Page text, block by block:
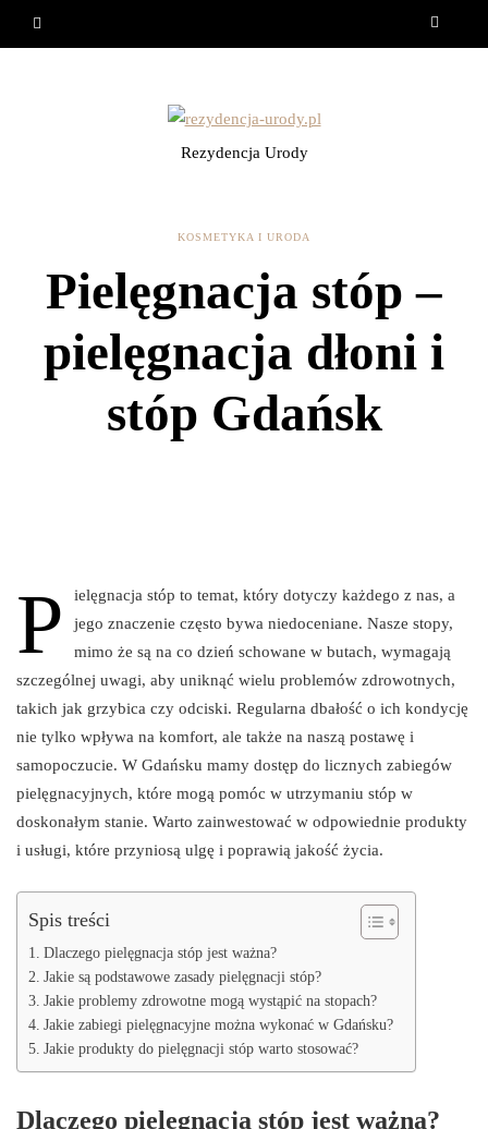
Rezydencja Urody
KOSMETYKA I URODA
Pielęgnacja stóp –
pielęgnacja dłoni i
stóp Gdańsk
P
ielęgnacja stóp to temat, który dotyczy każdego z nas, a
jego znaczenie często bywa niedoceniane. Nasze stopy,
mimo że są na co dzień schowane w butach, wymagają
szczególnej uwagi, aby uniknąć wielu problemów zdrowotnych,
takich jak grzybica czy odciski. Regularna dbałość o ich kondycję
nie tylko wpływa na komfort, ale także na naszą postawę i
samopoczucie. W Gdańsku mamy dostęp do licznych zabiegów
pielęgnacyjnych, które mogą pomóc w utrzymaniu stóp w
doskonałym stanie. Warto zainwestować w odpowiednie produkty
i usługi, które przyniosą ulgę i poprawią jakość życia.
Spis treści
Dlaczego pielęgnacja stóp jest ważna?
Jakie są podstawowe zasady pielęgnacji stóp?
Jakie problemy zdrowotne mogą wystąpić na stopach?
Jakie zabiegi pielęgnacyjne można wykonać w Gdańsku?
Jakie produkty do pielęgnacji stóp warto stosować?
Dlaczego pielęgnacja stóp jest ważna?